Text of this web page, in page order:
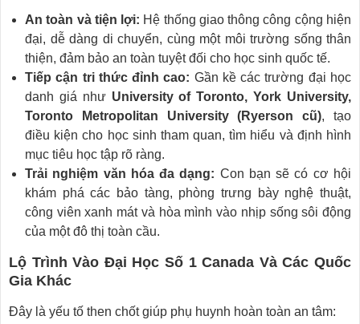
An toàn và tiện lợi: Hệ thống giao thông công cộng hiện
đại, dễ dàng di chuyển, cùng một môi trường sống thân
thiện, đảm bảo an toàn tuyệt đối cho học sinh quốc tế.
Tiếp cận tri thức đỉnh cao: Gần kề các trường đại học
danh giá như University of Toronto, York University,
Toronto Metropolitan University (Ryerson cũ), tạo
điều kiện cho học sinh tham quan, tìm hiểu và định hình
mục tiêu học tập rõ ràng.
Trải nghiệm văn hóa đa dạng: Con bạn sẽ có cơ hội
khám phá các bảo tàng, phòng trưng bày nghệ thuật,
công viên xanh mát và hòa mình vào nhịp sống sôi động
của một đô thị toàn cầu.
Lộ Trình Vào Đại Học Số 1 Canada Và Các Quốc
Gia Khác
Đây là yếu tố then chốt giúp phụ huynh hoàn toàn an tâm: